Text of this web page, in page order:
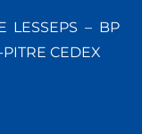
LESSEPS – BP
CEDEX